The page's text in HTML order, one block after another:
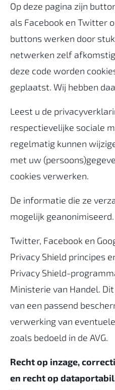
Op deze pagina zijn
als Facebook en Twitter
buttons werken door
netwerken zelf
deze code worden
geplaatst. Wij hebben
Leest u de
respectievelijke sociale
regelmatig kunnen
met uw
cookies verwerken.
De informatie die ze
mogelijk
Twitter, Facebook en
Privacy Shield principes
Privacy Shield-
Ministerie van Handel.
van een passend
verwerking van
zoals bedoeld in de AVG.
Recht op inzage,
en recht op